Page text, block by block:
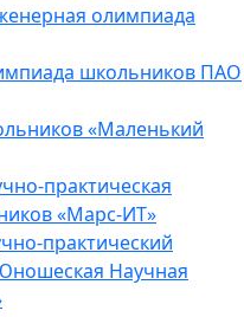
олимпиада
школьников ПАО
«Маленький
практическая
«Марс-ИТ»
практический
Научная